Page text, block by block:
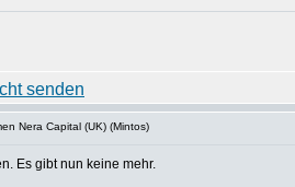
Nera Capital (UK) (Mintos)
Es gibt nun keine mehr.